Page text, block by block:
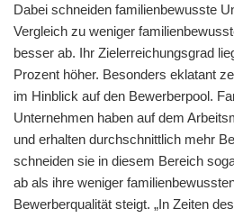
Dabei schneiden familienbewusste
Vergleich zu weniger
besser ab. Ihr Zielerreichungsgrad
Prozent höher. Besonders eklatant
im Hinblick auf den Bewerberpool.
Unternehmen haben auf dem
und erhalten durchschnittlich mehr
schneiden sie in diesem Bereich
ab als ihre weniger
Bewerberqualität steigt. „In Zeiten